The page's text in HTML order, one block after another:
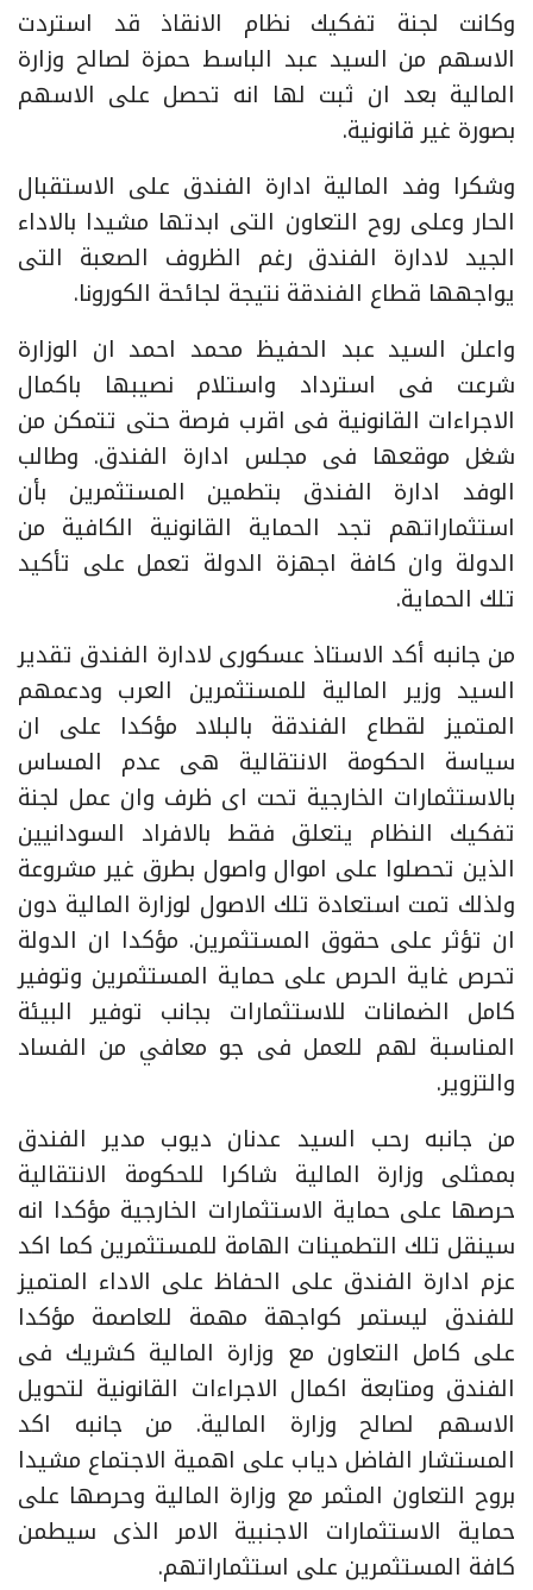
وكانت لجنة تفكيك نظام الانقاذ قد استردت
الاسهم من السيد عبد الباسط حمزة لصالح وزارة
المالية بعد ان ثبت لها انه تحصل على الاسهم
بصورة غير قانونية.
وشكرا وفد المالية ادارة الفندق على الاستقبال
الحار وعلى روح التعاون التى ابدتها مشيدا بالاداء
الجيد لادارة الفندق رغم الظروف الصعبة التى
يواجهها قطاع الفندقة نتيجة لجائحة الكورونا.
واعلن السيد عبد الحفيظ محمد احمد ان الوزارة
شرعت فى استرداد واستلام نصيبها باكمال
الاجراءات القانونية فى اقرب فرصة حتى تتمكن من
شغل موقعها فى مجلس ادارة الفندق. وطالب
الوفد ادارة الفندق بتطمين المستثمرين بأن
استثماراتهم تجد الحماية القانونية الكافية من
الدولة وان كافة اجهزة الدولة تعمل على تأكيد
تلك الحماية.
من جانبه أكد الاستاذ عسكورى لادارة الفندق تقدير
السيد وزير المالية للمستثمرين العرب ودعمهم
المتميز لقطاع الفندقة بالبلاد مؤكدا على ان
سياسة الحكومة الانتقالية هى عدم المساس
بالاستثمارات الخارجية تحت اى ظرف وان عمل لجنة
تفكيك النظام يتعلق فقط بالافراد السودانيين
الذين تحصلوا على اموال واصول بطرق غير مشروعة
ولذلك تمت استعادة تلك الاصول لوزارة المالية دون
ان تؤثر على حقوق المستثمرين. مؤكدا ان الدولة
تحرص غاية الحرص على حماية المستثمرين وتوفير
كامل الضمانات للاستثمارات بجانب توفير البيئة
المناسبة لهم للعمل فى جو معافي من الفساد
والتزوير.
من جانبه رحب السيد عدنان ديوب مدير الفندق
بممثلى وزارة المالية شاكرا للحكومة الانتقالية
حرصها على حماية الاستثمارات الخارجية مؤكدا انه
سينقل تلك التطمينات الهامة للمستثمرين كما اكد
عزم ادارة الفندق على الحفاظ على الاداء المتميز
للفندق ليستمر كواجهة مهمة للعاصمة مؤكدا
على كامل التعاون مع وزارة المالية كشريك فى
الفندق ومتابعة اكمال الاجراءات القانونية لتحويل
الاسهم لصالح وزارة المالية. من جانبه اكد
المستشار الفاضل دياب على اهمية الاجتماع مشيدا
بروح التعاون المثمر مع وزارة المالية وحرصها على
حماية الاستثمارات الاجنبية الامر الذى سيطمن
كافة المستثمرين على استثماراتهم.